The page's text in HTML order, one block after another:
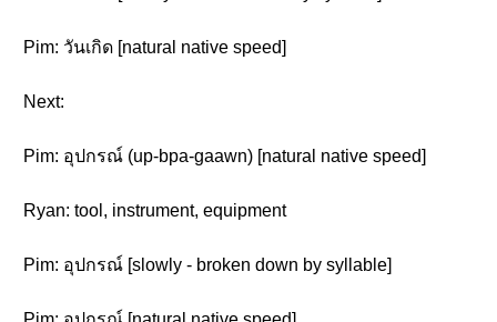
Pim: วันเกิด [natural native speed]
Next:
Pim: อุปกรณ์ (up-bpa-gaawn) [natural native speed]
Ryan: tool, instrument, equipment
Pim: อุปกรณ์ [slowly - broken down by syllable]